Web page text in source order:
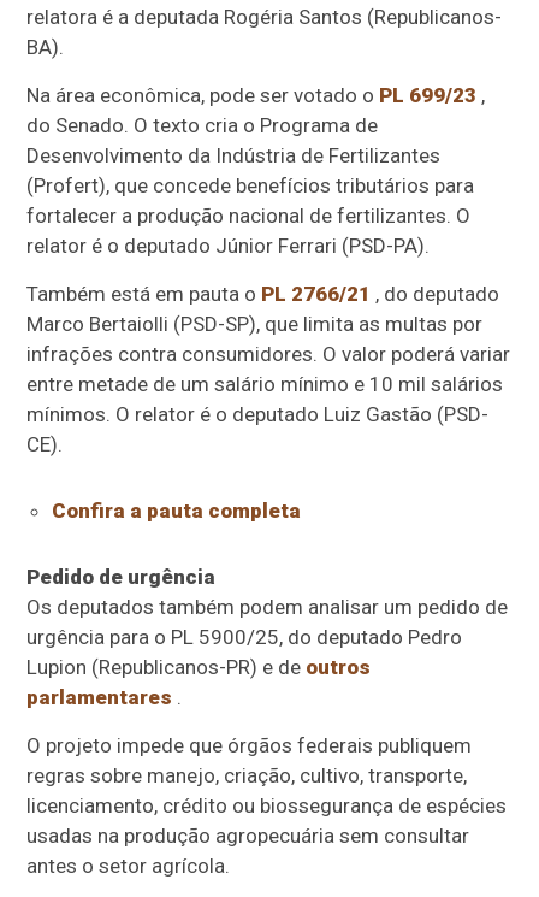
relatora é a deputada Rogéria Santos (Republicanos-
BA).
Na área econômica, pode ser votado o PL 699/23 ,
do Senado. O texto cria o Programa de
Desenvolvimento da Indústria de Fertilizantes
(Profert), que concede benefícios tributários para
fortalecer a produção nacional de fertilizantes. O
relator é o deputado Júnior Ferrari (PSD-PA).
Também está em pauta o PL 2766/21 , do deputado
Marco Bertaiolli (PSD-SP), que limita as multas por
infrações contra consumidores. O valor poderá variar
entre metade de um salário mínimo e 10 mil salários
mínimos. O relator é o deputado Luiz Gastão (PSD-
CE).
Confira a pauta completa
Pedido de urgência
Os deputados também podem analisar um pedido de
urgência para o PL 5900/25, do deputado Pedro
Lupion (Republicanos-PR) e de outros
parlamentares .
O projeto impede que órgãos federais publiquem
regras sobre manejo, criação, cultivo, transporte,
licenciamento, crédito ou biossegurança de espécies
usadas na produção agropecuária sem consultar
antes o setor agrícola.